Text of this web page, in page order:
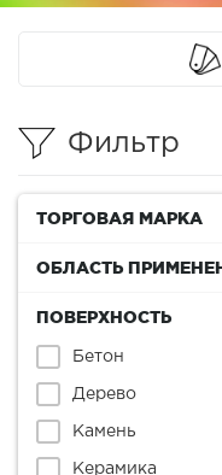
Фильтр
ТОРГОВАЯ МАРКА
ОБЛАСТЬ
ПОВЕРХНОСТЬ
Бетон
Дерево
Камень
Керамика